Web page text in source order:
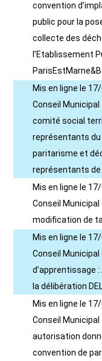
convention
public pour la
collecte des
l’Etablissement
Mis en ligne le
Conseil Municipal
comité social
représentants du
paritarisme et
représentants de
Mis en ligne le
Conseil Municipal
modification de
Mis en ligne le
Conseil
d’apprentissage
la délibération
Mis en ligne le
Conseil
autorisation
convention de